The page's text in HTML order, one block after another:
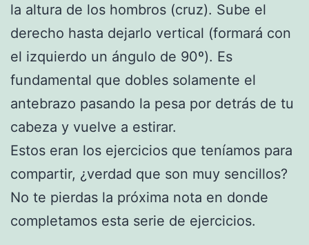
la altura de los hombros (cruz). Sube el
derecho hasta dejarlo vertical (formará con
el izquierdo un ángulo de 90º). Es
fundamental que dobles solamente el
antebrazo pasando la pesa por detrás de tu
cabeza y vuelve a estirar.
Estos eran los ejercicios que teníamos para
compartir, ¿verdad que son muy sencillos?
No te pierdas la próxima nota en donde
completamos esta serie de ejercicios.